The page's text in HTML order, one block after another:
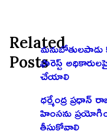
Related
Postsఫారెస్ట్
చేయాలి
ధర్మేంద్ర
హింసను
తీసుకోవాలి